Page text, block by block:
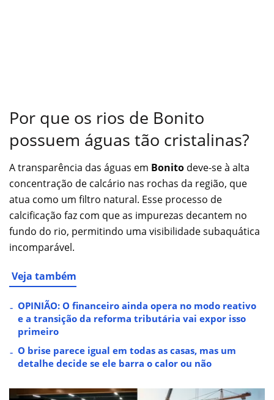
Por que os rios de Bonito
possuem águas tão cristalinas?
A transparência das águas em Bonito deve-se à alta
concentração de calcário nas rochas da região, que
atua como um filtro natural. Esse processo de
calcificação faz com que as impurezas decantem no
fundo do rio, permitindo uma visibilidade subaquática
incomparável.
Veja também
OPINIÃO: O financeiro ainda opera no modo reativo
e a transição da reforma tributária vai expor isso
primeiro
O brise parece igual em todas as casas, mas um
detalhe decide se ele barra o calor ou não